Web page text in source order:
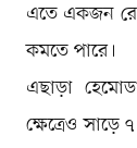
এতে একজন
কমতে পারে।
এছাড়া
ক্ষেত্রেও সাড়ে